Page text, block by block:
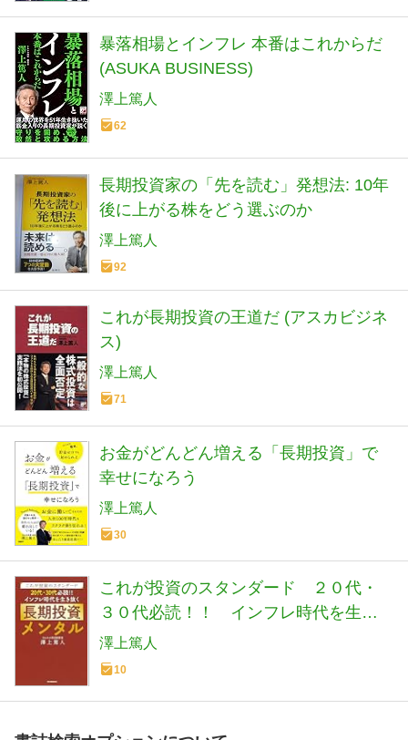
暴落相場とインフレ 本番はこれからだ
(ASUKA BUSINESS)
澤上篤人
62
長期投資家の「先を読む」発想法: 10年
後に上がる株をどう選ぶのか
澤上篤人
92
これが長期投資の王道だ (アスカビジネ
ス)
澤上篤人
71
お金がどんどん増える「長期投資」で
幸せになろう
澤上篤人
30
これが投資のスタンダード ２０代・
３０代必読！！ インフレ時代を生き
抜く長期投資メンタル
澤上篤人
10